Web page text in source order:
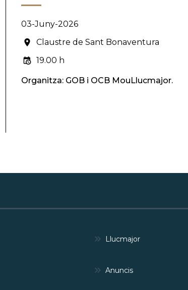
03-Juny-2026
Claustre de Sant Bonaventura
19.00 h
Organitza: GOB i OCB MouLlucmajor.
Llucmajor
Anuncis